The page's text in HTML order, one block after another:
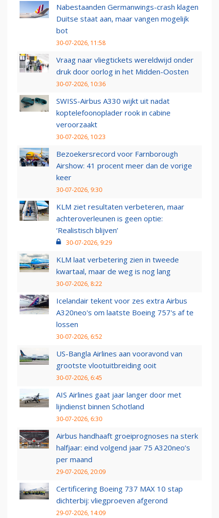
Nabestaanden Germanwings-crash klagen
Duitse staat aan, maar vangen mogelijk
bot
30-07-2026, 11:58
Vraag naar vliegtickets wereldwijd onder
druk door oorlog in het Midden-Oosten
30-07-2026, 10:36
SWISS-Airbus A330 wijkt uit nadat
koptelefoonoplader rook in cabine
veroorzaakt
30-07-2026, 10:23
Bezoekersrecord voor Farnborough
Airshow: 41 procent meer dan de vorige
keer
30-07-2026, 9:30
KLM ziet resultaten verbeteren, maar
achteroverleunen is geen optie:
‘Realistisch blijven’
30-07-2026, 9:29
KLM laat verbetering zien in tweede
kwartaal, maar de weg is nog lang
30-07-2026, 8:22
Icelandair tekent voor zes extra Airbus
A320neo's om laatste Boeing 757's af te
lossen
30-07-2026, 6:52
US-Bangla Airlines aan vooravond van
grootste vlootuitbreiding ooit
30-07-2026, 6:45
AIS Airlines gaat jaar langer door met
lijndienst binnen Schotland
30-07-2026, 6:30
Airbus handhaaft groeiprognoses na sterk
halfjaar: eind volgend jaar 75 A320neo’s
per maand
29-07-2026, 20:09
Certificering Boeing 737 MAX 10 stap
dichterbij: vliegproeven afgerond
29-07-2026, 14:09